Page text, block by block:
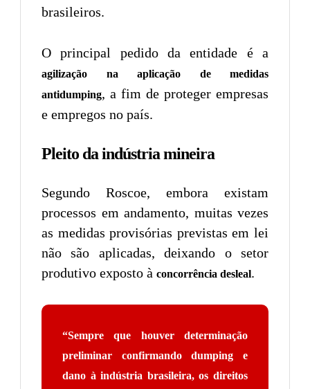
brasileiros.
O principal pedido da entidade é a
agilização na aplicação de medidas
antidumping, a fim de proteger empresas
e empregos no país.
Pleito da indústria mineira
Segundo Roscoe, embora existam
processos em andamento, muitas vezes
as medidas provisórias previstas em lei
não são aplicadas, deixando o setor
produtivo exposto à concorrência desleal.
“Sempre que houver determinação
preliminar confirmando dumping e
dano à indústria brasileira, os direitos